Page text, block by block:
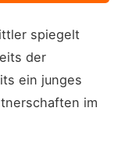
spiegelt
der
ein junges
im